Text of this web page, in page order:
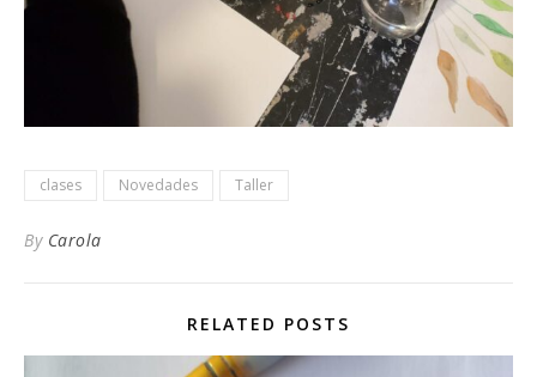
clases Novedades Taller
By Carola
RELATED POSTS